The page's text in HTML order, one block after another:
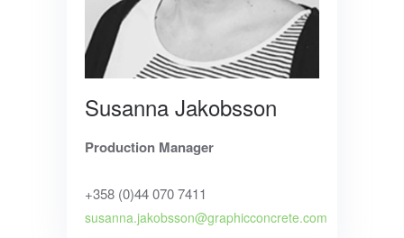
Susanna Jakobsson
Production Manager
+358 (0)44 070 7411
susanna.jakobsson@graphicconcrete.com